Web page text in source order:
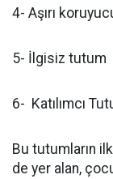
4- Aşırı
5- İlgisiz tutum
6- Katılımcı
Bu tutumların
de yer alan,